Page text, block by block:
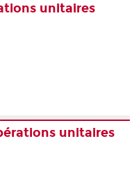
unitaires
unitaires